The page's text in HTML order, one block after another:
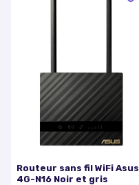
Routeur sans fil WiFi Asus
4G-N16 Noir et gris